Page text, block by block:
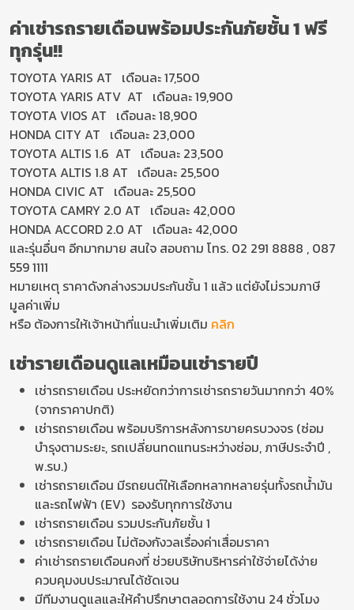
ค่าเช่ารถรายเดือนพร้อมประกันภัยชั้น 1 ฟรี
ทุกรุ่น!!
TOYOTA YARIS AT เดือนละ 17,500
TOYOTA YARIS ATV AT เดือนละ 19,900
TOYOTA VIOS AT เดือนละ 18,900
HONDA CITY AT เดือนละ 23,000
TOYOTA ALTIS 1.6 AT เดือนละ 23,500
TOYOTA ALTIS 1.8 AT เดือนละ 25,500
HONDA CIVIC AT เดือนละ 25,500
TOYOTA CAMRY 2.0 AT เดือนละ 42,000
HONDA ACCORD 2.0 AT เดือนละ 42,000
และรุ่นอื่นๆ อีกมากมาย สนใจ สอบถาม โทร. 02 291 8888 , 087
559 1111
หมายเหตุ ราคาดังกล่างรวมประกันชั้น 1 แล้ว แต่ยังไม่รวมภาษี
มูลค่าเพิ่ม
หรือ ต้องการให้เจ้าหน้าที่แนะนำเพิ่มเติม คลิก
เช่ารายเดือนดูแลเหมือนเช่ารายปี
เช่ารถรายเดือน ประหยัดกว่าการเช่ารถรายวันมากกว่า 40%
(จากราคาปกติ)
เช่ารถรายเดือน พร้อมบริการหลังการขายครบวงจร (ซ่อม
บำรุงตามระยะ, รถเปลี่ยนทดแทนระหว่างซ่อม, ภาษีประจำปี ,
พ.รบ.)
เช่ารถรายเดือน มีรถยนต์ให้เลือกหลากหลายรุ่นทั้งรถน้ำมัน
และรถไฟฟ้า (EV) รองรับทุกการใช้งาน
เช่ารถรายเดือน รวมประกันภัยชั้น 1
เช่ารถรายเดือน ไม่ต้องกังวลเรื่องค่าเสื่อมราคา
ค่าเช่ารถรายเดือนคงที่ ช่วยบริษัทบริหารค่าใช้จ่ายได้ง่าย
ควบคุมงบประมาณได้ชัดเจน
มีทีมงานดูแลและให้คำปรึกษาตลอดการใช้งาน 24 ชั่วโมง